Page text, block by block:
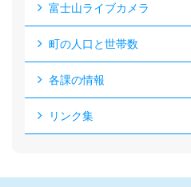
富士山ライブカメラ
町の人口と世帯数
各課の情報
リンク集